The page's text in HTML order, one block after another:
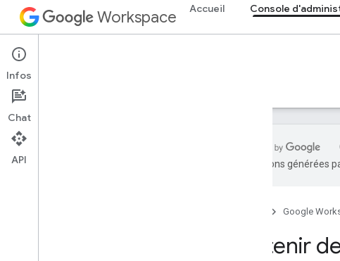
Workspace Accueil Console
Admin console
Aperçu
traductions générées
Google
Obtenir
Infos
Chat
API